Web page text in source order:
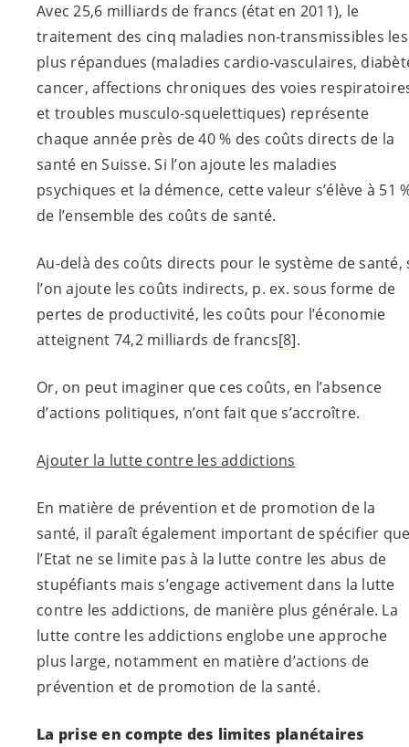
Avec 25,6 milliards de francs (état en 2011), le
traitement des cinq maladies non-transmissibles les
plus répandues (maladies cardio-vasculaires,
cancer, affections chroniques des voies
et troubles musculo-squelettiques) représente
chaque année près de 40 % des coûts directs de la
santé en Suisse. Si l’on ajoute les maladies
psychiques et la démence, cette valeur s’élève à 51
de l’ensemble des coûts de santé.
Au-delà des coûts directs pour le système de santé,
l’on ajoute les coûts indirects, p. ex. sous forme de
pertes de productivité, les coûts pour l’économie
atteignent 74,2 milliards de francs[8].
Or, on peut imaginer que ces coûts, en l’absence
d’actions politiques, n’ont fait que s’accroître.
Ajouter la lutte contre les addictions
En matière de prévention et de promotion de la
santé, il paraît également important de spécifier
l’Etat ne se limite pas à la lutte contre les abus de
stupéfiants mais s’engage activement dans la lutte
contre les addictions, de manière plus générale. La
lutte contre les addictions englobe une approche
plus large, notamment en matière d’actions de
prévention et de promotion de la santé.
La prise en compte des limites planétaires